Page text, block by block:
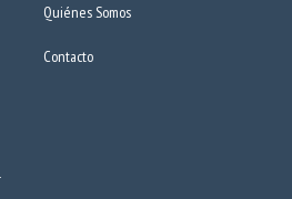
Quiénes Somos
Contacto